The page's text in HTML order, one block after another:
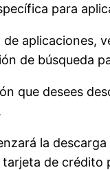
para
aplicaciones,
de búsqueda
que desees
la
de crédito